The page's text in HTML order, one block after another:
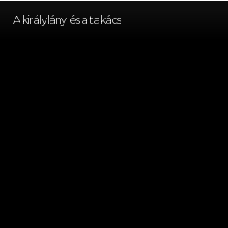
A királylány és a takács